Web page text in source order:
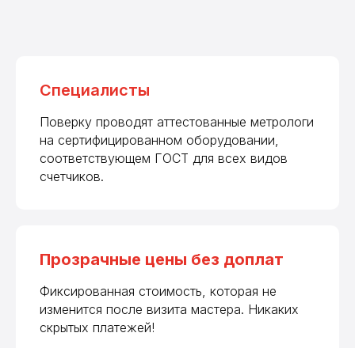
Специалисты
Поверку проводят аттестованные метрологи
на сертифицированном оборудовании,
соответствующем ГОСТ для всех видов
счетчиков.
Прозрачные цены без доплат
Фиксированная стоимость, которая не
изменится после визита мастера. Никаких
скрытых платежей!